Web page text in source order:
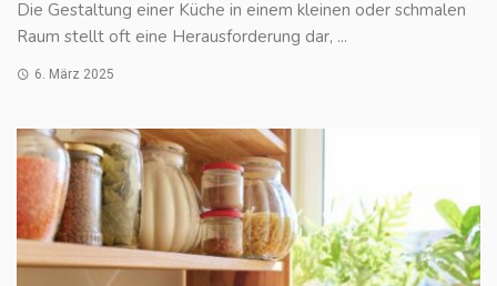
Die Gestaltung einer Küche in einem kleinen oder schmalen
Raum stellt oft eine Herausforderung dar, ...
6. März 2025